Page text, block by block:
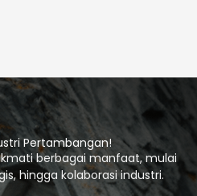
Pertambangan!
berbagai manfaat, mulai
hingga kolaborasi industri.